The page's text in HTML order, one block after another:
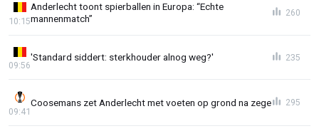
Anderlecht toont spierballen in Europa: “Echte
mannenmatch”
10:15
260
'Standard siddert: sterkhouder alnog weg?'
09:56
235
Coosemans zet Anderlecht met voeten op grond na zege
09:41
295